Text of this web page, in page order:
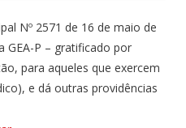
Nº 2571 de 16 de maio de
GEA-P – gratificado por
para aqueles que exercem
e dá outras providências